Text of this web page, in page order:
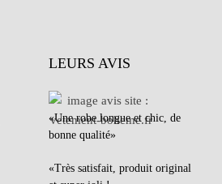
LEURS AVIS
«Une robe longue et chic, de
bonne qualité»
«Très satisfait, produit original